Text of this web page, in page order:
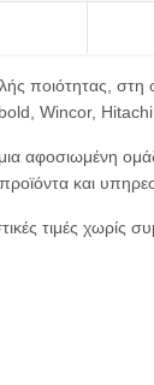
ποιότητας, στη
Wincor, Hitachi
αφοσιωμένη
και
τιμές χωρίς